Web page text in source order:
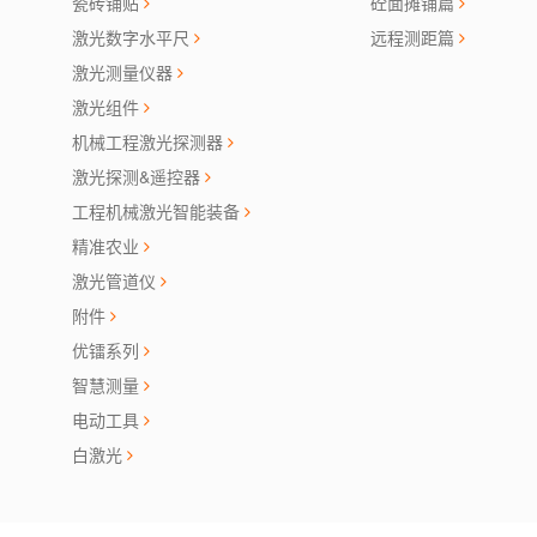
激光数字水平尺
激光测量仪器
激光组件
机械工程激光探测器
激光探测&遥控器
工程机械激光智能装备
精准农业
激光管道仪
附件
优镭系列
智慧测量
电动工具
白激光
远程测距篇